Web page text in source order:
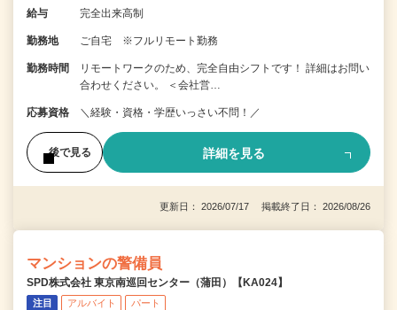
給与 完全出来高制
勤務地 ご自宅 ※フルリモート勤務
勤務時間
リモートワークのため、完全自由シフトです！ 詳細はお問い
合わせください。 ＜会社営…
応募資格 ＼経験・資格・学歴いっさい不問！／
後で見る 詳細を見る
更新日： 2026/07/17 掲載終了日： 2026/08/26
マンションの警備員
SPD株式会社 東京南巡回センター（蒲田）【KA024】
注目 アルバイト パート